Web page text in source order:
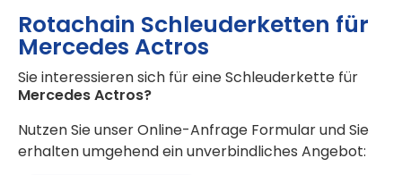
Rotachain Schleuderketten für
Mercedes Actros
Sie interessieren sich für eine Schleuderkette für
Mercedes Actros?
Nutzen Sie unser Online-Anfrage Formular und Sie
erhalten umgehend ein unverbindliches Angebot: